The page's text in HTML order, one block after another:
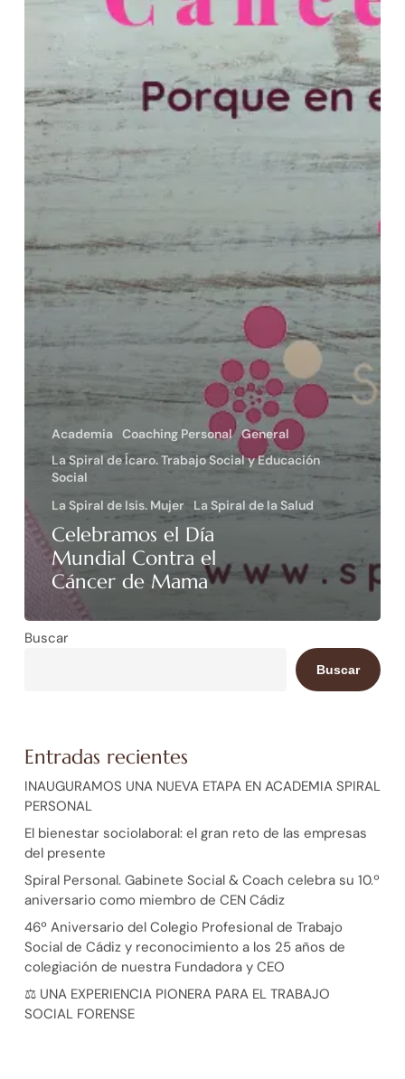
Academia Coaching Personal General
La Spiral de Ícaro. Trabajo Social y Educación
Social
La Spiral de Isis. Mujer
La Spiral de la Salud
Celebramos el Día
Mundial Contra el
Cáncer de Mama
Buscar
Buscar
Entradas recientes
INAUGURAMOS UNA NUEVA ETAPA EN ACADEMIA SPIRAL
PERSONAL
El bienestar sociolaboral: el gran reto de las empresas
del presente
Spiral Personal. Gabinete Social & Coach celebra su 10.º
aniversario como miembro de CEN Cádiz
46º Aniversario del Colegio Profesional de Trabajo
Social de Cádiz y reconocimiento a los 25 años de
colegiación de nuestra Fundadora y CEO
⚖️ UNA EXPERIENCIA PIONERA PARA EL TRABAJO
SOCIAL FORENSE